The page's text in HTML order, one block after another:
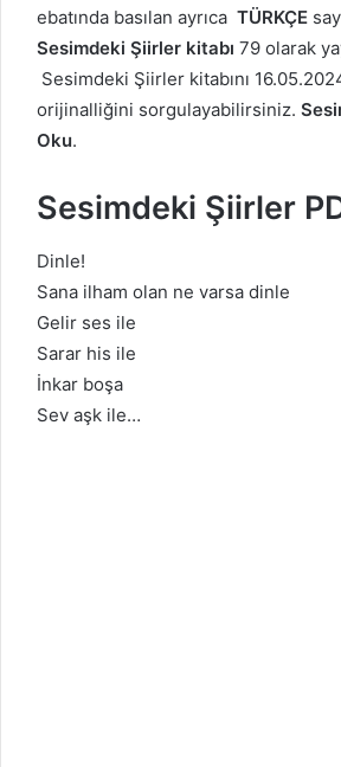
ebatında basılan ayrıca TÜRKÇE
Sesimdeki Şiirler kitabı 79 olarak
Sesimdeki Şiirler kitabını
orijinalliğini sorgulayabilirsiniz.
Oku.
Sesimdeki Şiirler
Dinle!
Sana ilham olan ne varsa dinle
Gelir ses ile
Sarar his ile
İnkar boşa
Sev aşk ile…